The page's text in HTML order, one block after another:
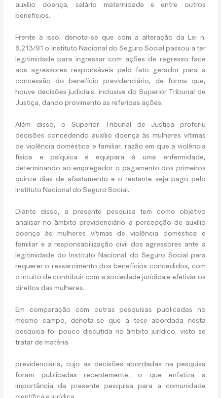
auxílio doença, salário maternidade e entre outros
benefícios.
Frente a isso, denota-se que com a alteração da Lei n.
8.213/91 o Instituto Nacional do Seguro Social passou a ter
legitimidade para ingressar com ações de regresso face
aos agressores responsáveis pelo fato gerador para a
concessão do benefício previdenciário, de forma que,
houve decisões judiciais, inclusive do Superior Tribunal de
Justiça, dando provimento as referidas ações.
Além disso, o Superior Tribunal de Justiça proferiu
decisões concedendo auxílio doença às mulheres vítimas
de violência doméstica e familiar, razão em que a violência
física e psíquica é equipara à uma enfermidade,
determinando ao empregador o pagamento dos primeiros
quinze dias de afastamento e o restante seja pago pelo
Instituto Nacional do Seguro Social.
Diante disso, a presente pesquisa tem como objetivo
analisar no âmbito previdenciário a percepção de auxílio
doença às mulheres vítimas de violência doméstica e
familiar e a responsabilização civil dos agressores ante a
legitimidade do Instituto Nacional do Seguro Social para
requerer o ressarcimento dos benefícios concedidos, com
o intuito de contribuir com a sociedade jurídica e efetivar os
direitos das mulheres.
Em comparação com outras pesquisas publicadas no
mesmo campo, denota-se que a tese abordada nesta
pesquisa foi pouco discutida no âmbito jurídico, visto se
tratar de matéria
previdenciária, cujo as decisões abordadas na pesquisa
foram publicadas recentemente, o que enfatiza a
importância da presente pesquisa para a comunidade
científica e jurídica.